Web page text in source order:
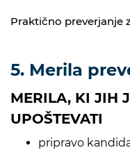
Praktično preverjanje
5. Merila
MERILA, KI JIH
UPOŠTEVATI
pripravo